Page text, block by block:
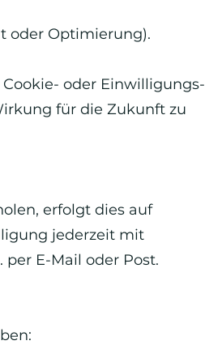
oder Optimierung).
oder Einwilligungs-
für die Zukunft zu
erfolgt dies auf
jederzeit mit
E-Mail oder Post.